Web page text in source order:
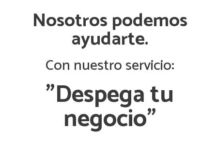
Nosotros podemos
ayudarte.
Con nuestro servicio:
"Despega tu
negocio"